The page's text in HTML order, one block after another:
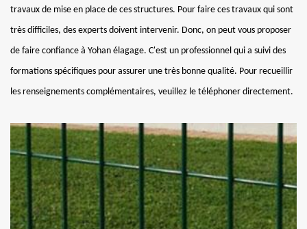
travaux de mise en place de ces structures. Pour faire ces travaux qui sont
très difficiles, des experts doivent intervenir. Donc, on peut vous proposer
de faire confiance à Yohan élagage. C'est un professionnel qui a suivi des
formations spécifiques pour assurer une très bonne qualité. Pour recueillir
les renseignements complémentaires, veuillez le téléphoner directement.